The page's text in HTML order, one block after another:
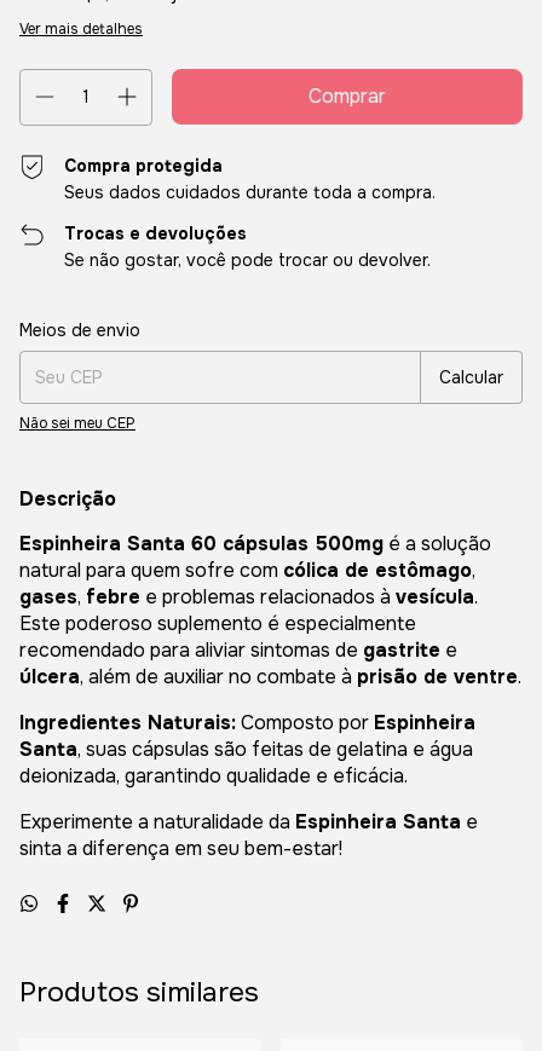
Ver mais detalhes
Compra protegida
Seus dados cuidados durante toda a compra.
Trocas e devoluções
Se não gostar, você pode trocar ou devolver.
Entregas para o CEP:
Meios de envio
Calcular
Não sei meu CEP
Descrição
Espinheira Santa 60 cápsulas 500mg é a solução
natural para quem sofre com cólica de estômago,
gases, febre e problemas relacionados à vesícula.
Este poderoso suplemento é especialmente
recomendado para aliviar sintomas de gastrite e
úlcera, além de auxiliar no combate à prisão de ventre.
Ingredientes Naturais:Composto por Espinheira
Santa, suas cápsulas são feitas de gelatina e água
deionizada, garantindo qualidade e eficácia.
Experimente a naturalidade da Espinheira Santa e
sinta a diferença em seu bem-estar!
Produtos similares